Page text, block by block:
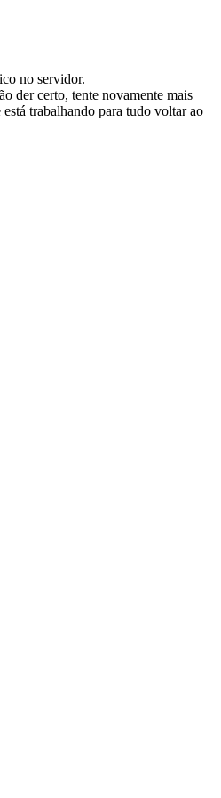
no servidor.
der certo, tente novamente mais
trabalhando para tudo voltar ao